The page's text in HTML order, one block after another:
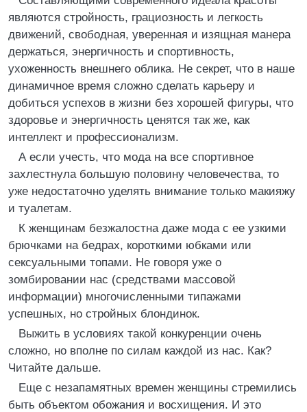
являются стройность, грациозность и легкость
движений, свободная, уверенная и изящная манера
держаться, энергичность и спортивность,
ухоженность внешнего облика. Не секрет, что в наше
динамичное время сложно сделать карьеру и
добиться успехов в жизни без хорошей фигуры, что
здоровье и энергичность ценятся так же, как
интеллект и профессионализм.
А если учесть, что мода на все спортивное
захлестнула большую половину человечества, то
уже недостаточно уделять внимание только макияжу
и туалетам.
К женщинам безжалостна даже мода с ее узкими
брючками на бедрах, короткими юбками или
сексуальными топами. Не говоря уже о
зомбировании нас (средствами массовой
информации) многочисленными типажами
успешных, но стройных блондинок.
Выжить в условиях такой конкуренции очень
сложно, но вполне по силам каждой из нас. Как?
Читайте дальше.
Еще с незапамятных времен женщины стремились
быть объектом обожания и восхищения. И это